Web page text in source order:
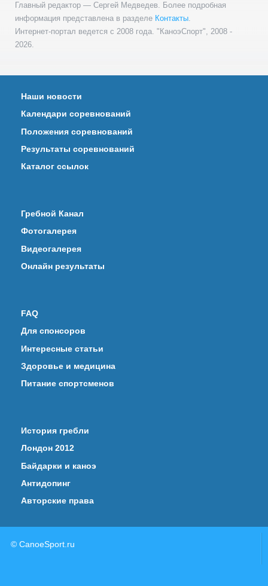
Главный редактор — Сергей Медведев. Более подробная
информация представлена в разделе Контакты.
Интернет-портал ведется с 2008 года. "КаноэСпорт", 2008 -
2026.
Наши новости
Календари соревнований
Положения соревнований
Результаты соревнований
Каталог ссылок
Гребной Канал
Фотогалерея
Видеогалерея
Онлайн результаты
FAQ
Для спонсоров
Интересные статьи
Здоровье и медицина
Питание спортсменов
История гребли
Лондон 2012
Байдарки и каноэ
Антидопинг
Авторские права
© CanoeSport.ru